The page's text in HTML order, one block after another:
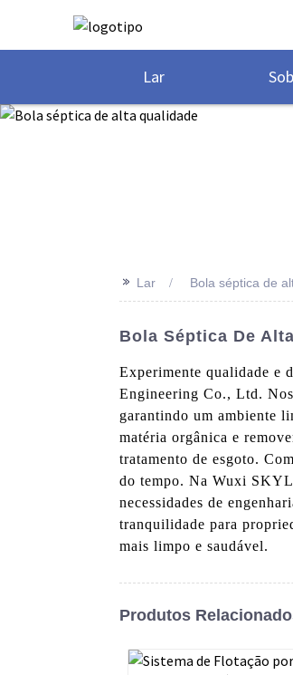
Lar
>> Lar Bola séptica de
Bola Séptica De
Experimente qualidade e
Engineering Co., Ltd.
garantindo um ambiente
matéria orgânica e
tratamento de esgoto.
do tempo. Na Wuxi
necessidades de
tranquilidade para
mais limpo e saudável.
Produtos